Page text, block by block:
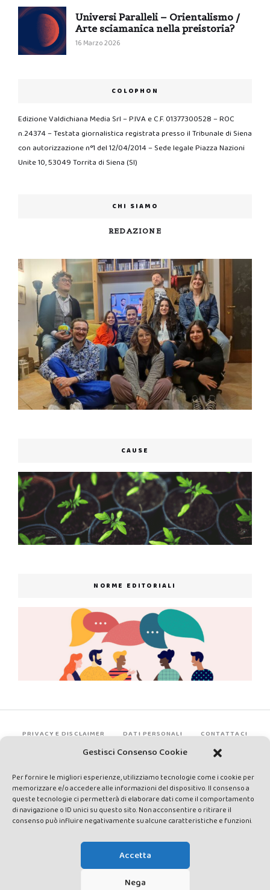
Gestisci Consenso Cookie
Per fornire le migliori esperienze, utilizziamo tecnologie come i cookie per
memorizzare e/o accedere alle informazioni del dispositivo. Il consenso a
queste tecnologie ci permetterà di elaborare dati come il comportamento
di navigazione o ID unici su questo sito. Non acconsentire o ritirare il
consenso può influire negativamente su alcune caratteristiche e funzioni.
Accetta
Nega
Universi Paralleli – Orientalismo /
Arte sciamanica nella preistoria?
16 Marzo 2026
COLOPHON
Edizione Valdichiana Media Srl – P.IVA e C.F. 01377300528 – ROC
n.24374 – Testata giornalistica registrata presso il Tribunale di Siena
con autorizzazione n°1 del 12/04/2014 – Sede legale Piazza Nazioni
Unite 10, 53049 Torrita di Siena (SI)
CHI SIAMO
REDAZIONE
CAUSE
NORME EDITORIALI
PRIVACY E DISCLAIMER DATI PERSONALI CONTATTACI
rights reserved - Testata registrata presso il Tribunale di Siena con
autorizzazione n°1 del 12/04/2014 - Direttrice Responsabile: Chiara
Cacace - E-mail: direzione@lavaldichiana.it - Editore: Valdichiana
Media Srl – P.IVA e C.F. 01377300528 –